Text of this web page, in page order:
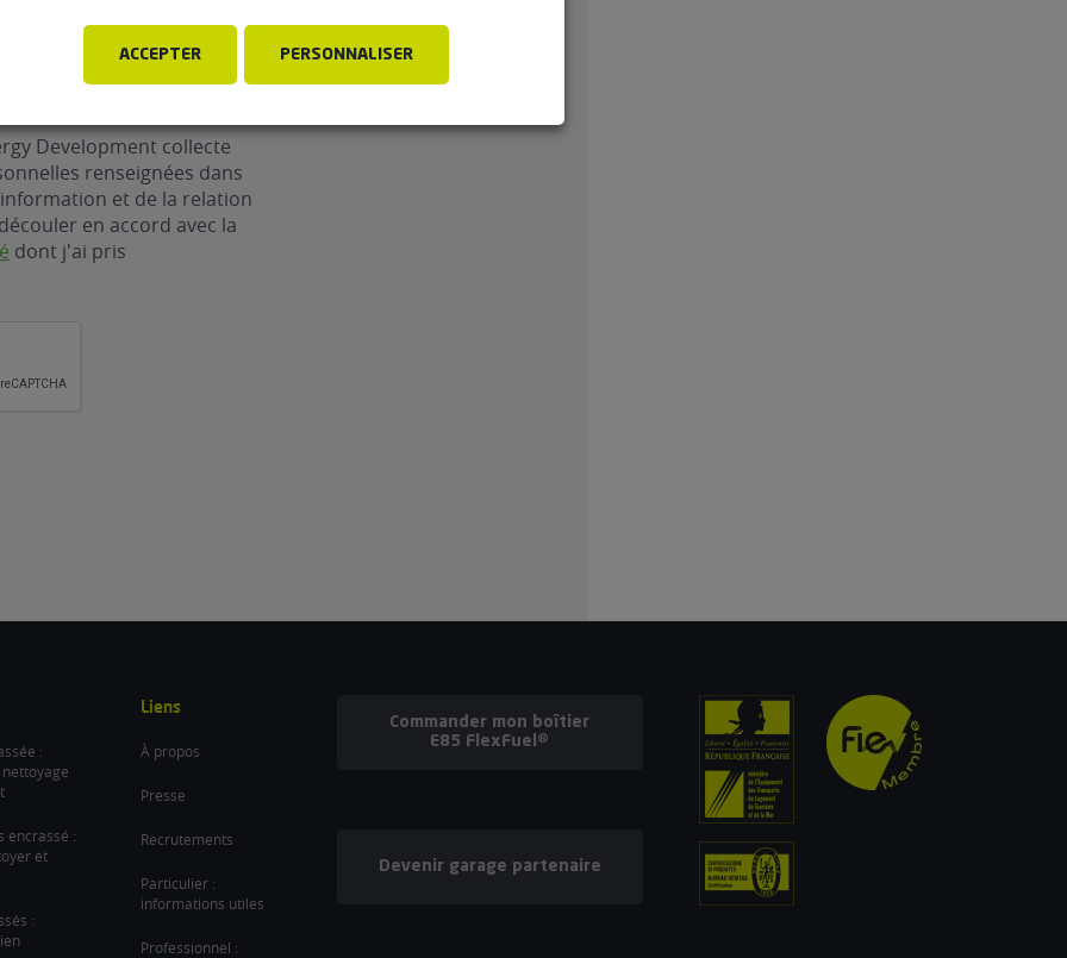
Development collecte
renseignées dans
et de la relation
en accord avec la
dont j'ai pris
:
encrassé :
et
:
Liens
À propos
Presse
Recrutements
Particulier :
informations utiles
Professionnel :
Commander mon boîtier
E85 FlexFuel®
Devenir garage partenaire
ACCEPTER PERSONNALISER